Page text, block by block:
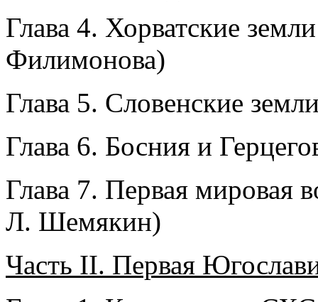
Глава 4. Хорватские
Филимонова)
Глава 5. Словенские
Глава 6. Босния и
Глава 7. Первая
Л. Шемякин)
Часть II. Первая